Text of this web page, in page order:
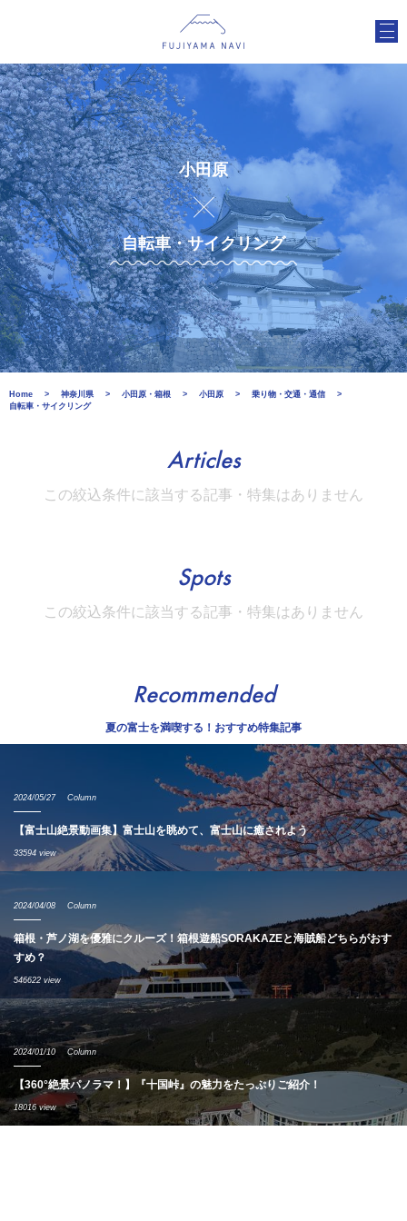
小田原
自転車・サイクリング
Home 神奈川県 小田原・箱根 小田原
乗り物・交通・通信
自転車・サイクリング
Articles
この絞込条件に該当する記事・特集はありません
Spots
この絞込条件に該当する記事・特集はありません
Recommended
夏の富士を満喫する！おすすめ特集記事
2024/05/27 Column
【富士山絶景動画集】富士山を眺めて、富士山に癒されよう
33594 view
2024/04/08 Column
箱根・芦ノ湖を優雅にクルーズ！箱根遊船SORAKAZEと海賊船どちらがおす
すめ？
546622 view
2024/01/10 Column
【360°絶景パノラマ！】『十国峠』の魅力をたっぷりご紹介！
18016 view